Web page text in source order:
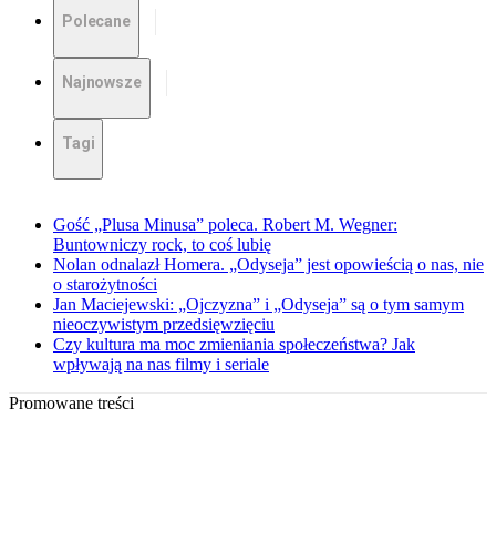
Polecane
Najnowsze
Tagi
Gość „Plusa Minusa” poleca. Robert M. Wegner:
Buntowniczy rock, to coś lubię
Nolan odnalazł Homera. „Odyseja” jest opowieścią o nas, nie
o starożytności
Jan Maciejewski: „Ojczyzna” i „Odyseja” są o tym samym
nieoczywistym przedsięwzięciu
Czy kultura ma moc zmieniania społeczeństwa? Jak
wpływają na nas filmy i seriale
Promowane treści